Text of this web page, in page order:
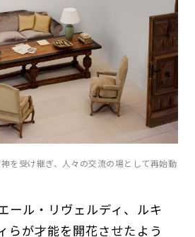
を受け継ぎ、人々の交流の場として再始動
ール・リヴェルディ、ルキ
らが才能を開花させたよう